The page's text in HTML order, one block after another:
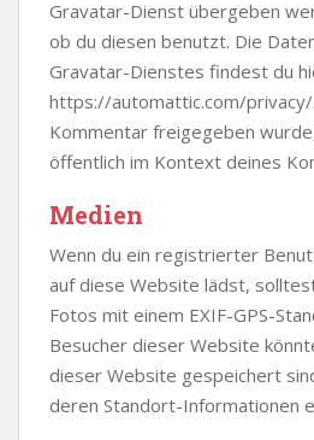
Gravatar-Dienst übergeben
ob du diesen benutzt. Die
Gravatar-Dienstes findest du
https://automattic.com/privacy/
Kommentar freigegeben
öffentlich im Kontext deines
Medien
Wenn du ein registrierter
auf diese Website lädst,
Fotos mit einem EXIF-GPS-
Besucher dieser Website
dieser Website gespeichert
deren Standort-Informationen